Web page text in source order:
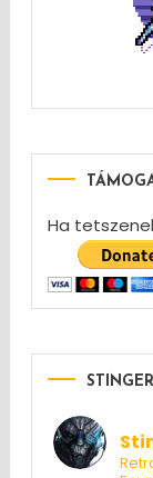
Ha